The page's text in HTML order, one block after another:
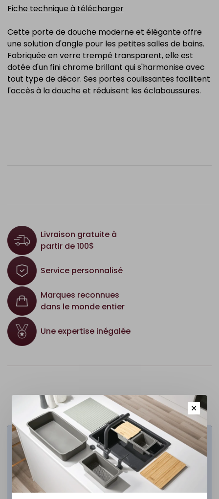
Fiche technique à télécharger
Cette porte de douche moderne et élégante offre
une solution d'angle pour les petites salles de bains.
Fabriquée en verre trempé transparent, elle est
dotée d'un fini chrome brillant qui s'harmonise avec
tout type de décor. Ses portes coulissantes facilitent
l'accès à la douche et réduisent les éclaboussures.
Livraison gratuite à
partir de 100$
Service personnalisé
Marques reconnues
dans le monde entier
Une expertise inégalée
Cuisine
DÉCOUVREZ
✕